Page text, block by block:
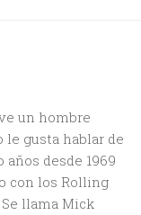
un hombre
le gusta hablar de
desde 1969
con los Rolling
llama Mick